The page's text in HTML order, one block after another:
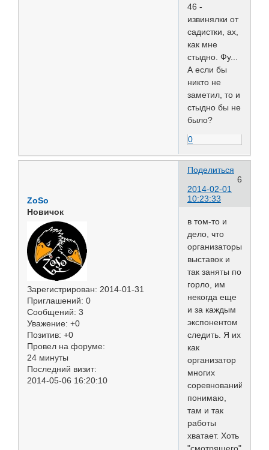
46 -
извинялки от
садистки, ах,
как мне
стыдно. Фу...
А если бы
никто не
заметил, то и
стыдно бы не
было?
0
Поделиться
6
2014-02-01
10:23:33
ZoSo
Новичок
Зарегистрирован: 2014-01-31
Приглашений: 0
Сообщений: 3
Уважение: +0
Позитив: +0
Провел на форуме:
24 минуты
Последний визит:
2014-05-06 16:20:10
в том-то и
дело, что
организаторы
выставок и
так заняты по
горло, им
некогда еще
и за каждым
экспонентом
следить. Я их
как
организатор
многих
соревнований
понимаю,
там и так
работы
хватает. Хоть